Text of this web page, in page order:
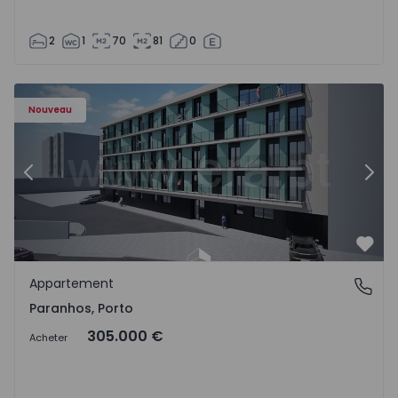
2 1 70 81 0
Nouveau
Appartement T1 Porto, Paranhos - 1575706 - 8
Précédent
Paranhos, Porto
Appartement
Paranhos, Porto
Acheter 305.000 €